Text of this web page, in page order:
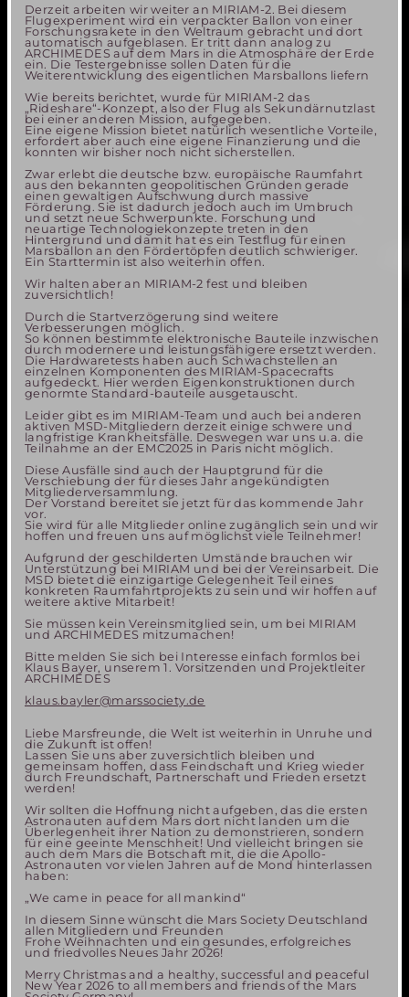
Derzeit arbeiten wir weiter an MIRIAM-2. Bei diesem
Flugexperiment wird ein verpackter Ballon von einer
Forschungsrakete in den Weltraum gebracht und dort
automatisch aufgeblasen. Er tritt dann analog zu
ARCHIMEDES auf dem Mars in die Atmosphäre der Erde
ein. Die Testergebnisse sollen Daten für die
Weiterentwicklung des eigentlichen Marsballons liefern
Wie bereits berichtet, wurde für MIRIAM-2 das
„Rideshare“-Konzept, also der Flug als Sekundärnutzlast
bei einer anderen Mission, aufgegeben.
Eine eigene Mission bietet natürlich wesentliche Vorteile,
erfordert aber auch eine eigene Finanzierung und die
konnten wir bisher noch nicht sicherstellen.
Zwar erlebt die deutsche bzw. europäische Raumfahrt
aus den bekannten geopolitischen Gründen gerade
einen gewaltigen Aufschwung durch massive
Förderung. Sie ist dadurch jedoch auch im Umbruch
und setzt neue Schwerpunkte. Forschung und
neuartige Technologiekonzepte treten in den
Hintergrund und damit hat es ein Testflug für einen
Marsballon an den Fördertöpfen deutlich schwieriger.
Ein Starttermin ist also weiterhin offen.
Wir halten aber an MIRIAM-2 fest und bleiben
zuversichtlich!
Durch die Startverzögerung sind weitere
Verbesserungen möglich.
So können bestimmte elektronische Bauteile inzwischen
durch modernere und leistungsfähigere ersetzt werden.
Die Hardwaretests haben auch Schwachstellen an
einzelnen Komponenten des MIRIAM-Spacecrafts
aufgedeckt. Hier werden Eigenkonstruktionen durch
genormte Standard-bauteile ausgetauscht.
Leider gibt es im MIRIAM-Team und auch bei anderen
aktiven MSD-Mitgliedern derzeit einige schwere und
langfristige Krankheitsfälle. Deswegen war uns u.a. die
Teilnahme an der EMC2025 in Paris nicht möglich.
Diese Ausfälle sind auch der Hauptgrund für die
Verschiebung der für dieses Jahr angekündigten
Mitgliederversammlung.
Der Vorstand bereitet sie jetzt für das kommende Jahr
vor.
Sie wird für alle Mitglieder online zugänglich sein und wir
hoffen und freuen uns auf möglichst viele Teilnehmer!
Aufgrund der geschilderten Umstände brauchen wir
Unterstützung bei MIRIAM und bei der Vereinsarbeit. Die
MSD bietet die einzigartige Gelegenheit Teil eines
konkreten Raumfahrtprojekts zu sein und wir hoffen auf
weitere aktive Mitarbeit!
Sie müssen kein Vereinsmitglied sein, um bei MIRIAM
und ARCHIMEDES mitzumachen!
Bitte melden Sie sich bei Interesse einfach formlos bei
Klaus Bayer, unserem 1. Vorsitzenden und Projektleiter
ARCHIMEDES
klaus.bayler@marssociety.de
Liebe Marsfreunde, die Welt ist weiterhin in Unruhe und
die Zukunft ist offen!
Lassen Sie uns aber zuversichtlich bleiben und
gemeinsam hoffen, dass Feindschaft und Krieg wieder
durch Freundschaft, Partnerschaft und Frieden ersetzt
werden!
Wir sollten die Hoffnung nicht aufgeben, das die ersten
Astronauten auf dem Mars dort nicht landen um die
Überlegenheit ihrer Nation zu demonstrieren, sondern
für eine geeinte Menschheit! Und vielleicht bringen sie
auch dem Mars die Botschaft mit, die die Apollo-
Astronauten vor vielen Jahren auf de Mond hinterlassen
haben:
„We came in peace for all mankind“
In diesem Sinne wünscht die Mars Society Deutschland
allen Mitgliedern und Freunden
Frohe Weihnachten und ein gesundes, erfolgreiches
und friedvolles Neues Jahr 2026!
Merry Christmas and a healthy, successful and peaceful
New Year 2026 to all members and friends of the Mars